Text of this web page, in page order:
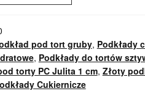
pod tort gruby, Podkłady
, Podkłady do tortów
torty PC Julita 1 cm, Złoty
Cukiernicze